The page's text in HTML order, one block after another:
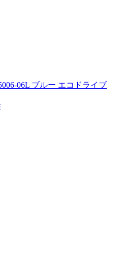
06L ブルー エコドライブ